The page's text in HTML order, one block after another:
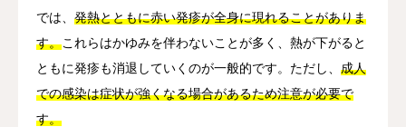
では、 発熱とともに赤い発疹が全身に現れることがありま
す。これらはかゆみを伴わないことが多く、熱が下がると
ともに発疹も消退していくのが一般的です。ただし、 成人
での感染は症状が強くなる場合があるため注意が必要で
す。